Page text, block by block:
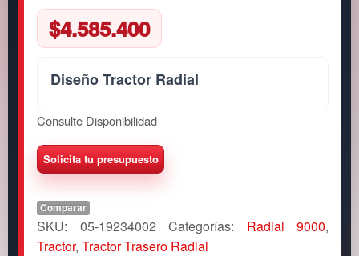
$4.585.400
Diseño Tractor Radial
Consulte Disponibilidad
Comparar
SKU: 05-19234002 Categorías: Radial 9000,
Tractor, Tractor Trasero Radial